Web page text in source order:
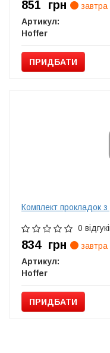
851 грн
завтра
Артикул:
Hoffer
ПРИДБАТИ
Комплект прокладок з
0
834 грн
завтра
Артикул:
Hoffer
ПРИДБАТИ